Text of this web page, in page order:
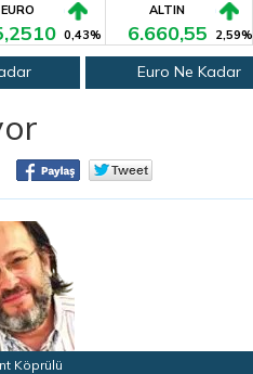
EURO
0,43%
ALTIN
6.660,55 2,59%
Euro Ne Kadar
Köprülü